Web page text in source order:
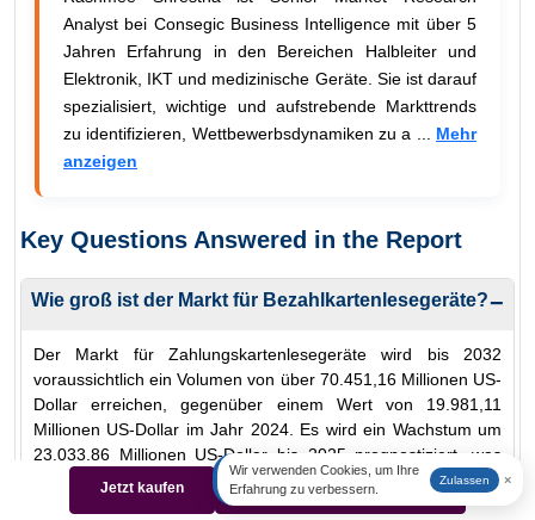
Analyst bei Consegic Business Intelligence mit über 5
Jahren Erfahrung in den Bereichen Halbleiter und
Elektronik, IKT und medizinische Geräte. Sie ist darauf
spezialisiert, wichtige und aufstrebende Markttrends
zu identifizieren, Wettbewerbsdynamiken zu a ... Mehr
anzeigen
Key Questions Answered in the Report
Wie groß ist der Markt für Bezahlkartenlesegeräte?−
Der Markt für Zahlungskartenlesegeräte wird bis 2032
voraussichtlich ein Volumen von über 70.451,16 Millionen US-
Dollar erreichen, gegenüber einem Wert von 19.981,11
Millionen US-Dollar im Jahr 2024. Es wird ein Wachstum um
23.033,86 Millionen US-Dollar bis 2025 prognostiziert, was
einer durchschnittlichen jährlichen Wachstumsrate (CAGR)
von 17,10 % von 2025 bis 2032 entspricht.
Jetzt kaufen Beispiel herunterladen
Wir verwenden Cookies, um Ihre
Erfahrung zu verbessern.
Zulassen ×